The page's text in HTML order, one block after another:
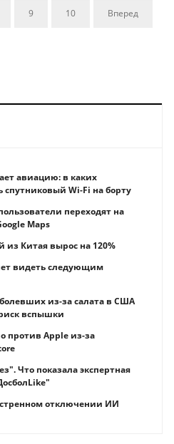
9 10 Вперед
авиацию: в каких
спутниковый Wi-Fi на борту
переходят на
Maps
из Китая вырос на 120%
видеть следующим
из-за салата в США
вспышки
против Apple из-за
Что показала экспертная
отключении ИИ